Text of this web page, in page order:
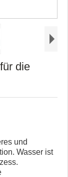
die
und
Wasser ist